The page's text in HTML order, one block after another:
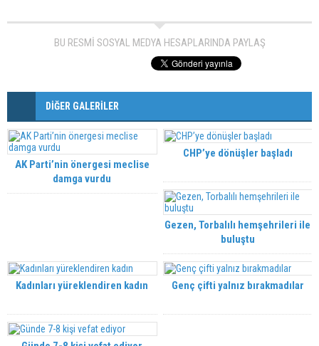
BU RESMİ SOSYAL MEDYA HESAPLARINDA PAYLAŞ
DİĞER GALERİLER
AK Parti’nin önergesi meclise
damga vurdu
CHP’ye dönüşler başladı
Gezen, Torbalılı hemşehrileri ile
buluştu
Kadınları yüreklendiren kadın Genç çifti yalnız bırakmadılar